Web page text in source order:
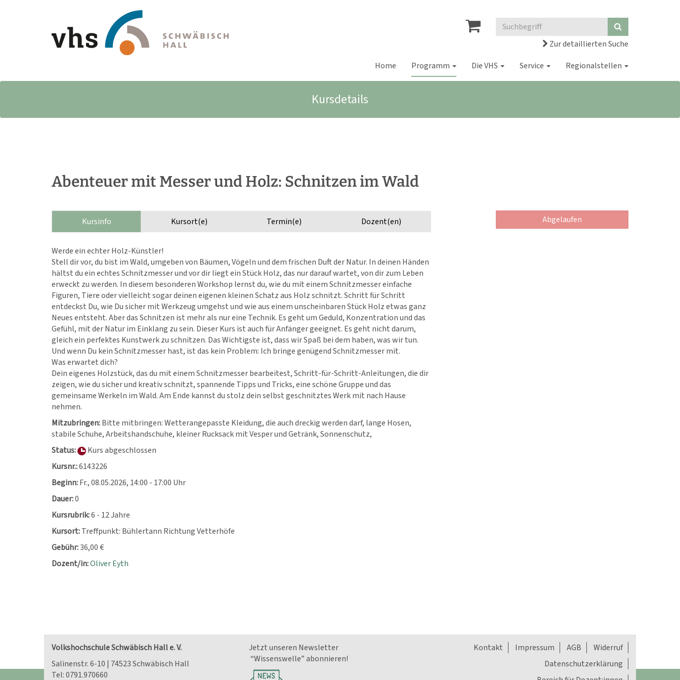
Zur detaillierten Suche
Home
Programm Die VHS Service Regionalstellen
Kursdetails
Abenteuer mit Messer und Holz: Schnitzen im Wald
Kursinfo Kursort(e) Termin(e) Dozent(en)
Werde ein echter Holz-Künstler!
Stell dir vor, du bist im Wald, umgeben von Bäumen, Vögeln und dem frischen Duft der Natur. In deinen Händen
hältst du ein echtes Schnitzmesser und vor dir liegt ein Stück Holz, das nur darauf wartet, von dir zum Leben
erweckt zu werden. In diesem besonderen Workshop lernst du, wie du mit einem Schnitzmesser einfache
Figuren, Tiere oder vielleicht sogar deinen eigenen kleinen Schatz aus Holz schnitzt. Schritt für Schritt
entdeckst Du, wie Du sicher mit Werkzeug umgehst und wie aus einem unscheinbaren Stück Holz etwas ganz
Neues entsteht. Aber das Schnitzen ist mehr als nur eine Technik. Es geht um Geduld, Konzentration und das
Gefühl, mit der Natur im Einklang zu sein. Dieser Kurs ist auch für Anfänger geeignet. Es geht nicht darum,
gleich ein perfektes Kunstwerk zu schnitzen. Das Wichtigste ist, dass wir Spaß bei dem haben, was wir tun.
Und wenn Du kein Schnitzmesser hast, ist das kein Problem: Ich bringe genügend Schnitzmesser mit.
Was erwartet dich?
Dein eigenes Holzstück, das du mit einem Schnitzmesser bearbeitest, Schritt-für-Schritt-Anleitungen, die dir
zeigen, wie du sicher und kreativ schnitzt, spannende Tipps und Tricks, eine schöne Gruppe und das
gemeinsame Werkeln im Wald. Am Ende kannst du stolz dein selbst geschnitztes Werk mit nach Hause
nehmen.
Mitzubringen:Bitte mitbringen: Wetterangepasste Kleidung, die auch dreckig werden darf, lange Hosen,
stabile Schuhe, Arbeitshandschuhe, kleiner Rucksack mit Vesper und Getränk, Sonnenschutz,
Status:
Kurs abgeschlossen
Kursnr.:6143226
Beginn:Fr., 08.05.2026, 14:00 - 17:00 Uhr
Dauer:0
Kursrubrik:6 - 12 Jahre
Kursort:Treffpunkt: Bühlertann Richtung Vetterhöfe
Gebühr:36,00 €
Dozent/in:Oliver Eyth
Abgelaufen
Volkshochschule Schwäbisch Hall e. V.
Salinenstr. 6-10 | 74523 Schwäbisch Hall
Tel:0791.970660
Jetzt unseren Newsletter
“Wissenswelle” abonnieren!
Kontakt Impressum AGB
Widerruf
Datenschutzerklärung